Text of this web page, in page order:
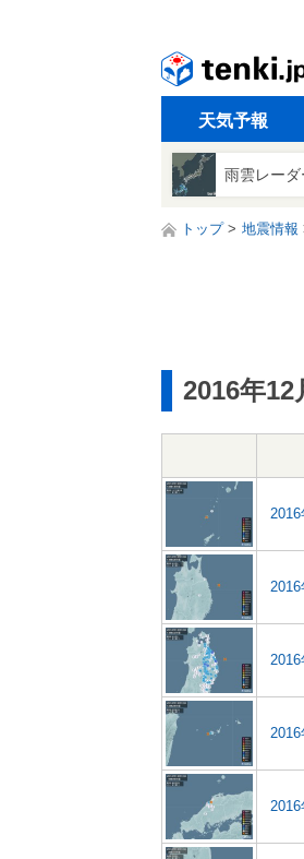
天気予報
雨雲レーダ
トップ 地震情報
2016年12